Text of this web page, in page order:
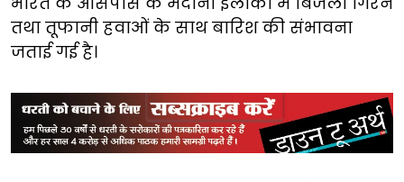
तथा तूफानी हवाओं के साथ बारिश की संभावना
जताई गई है।